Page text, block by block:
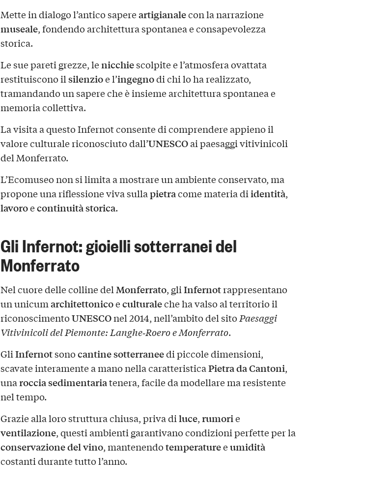
Mette in dialogo l’antico sapereartigianalecon la narrazione
museale, fondendo architettura spontanea e consapevolezza
storica.
Le sue pareti grezze, lenicchiescolpite e l’atmosfera ovattata
restituiscono ilsilenzioe l’ingegnodi chi lo ha realizzato,
tramandando un sapere che è insieme architettura spontanea e
memoria collettiva.
La visita a questo Infernot consente di comprendere appieno il
valore culturale riconosciuto dall’UNESCOai paesaggi vitivinicoli
del Monferrato.
L’Ecomuseo non si limita a mostrare un ambiente conservato, ma
propone una riflessione viva sullapietracome materia diidentità,
lavoroecontinuità storica.
Gli Infernot: gioielli sotterranei del
Monferrato
Nel cuore delle colline delMonferrato, gliInfernotrappresentano
un unicumarchitettonicoeculturaleche ha valso al territorio il
riconoscimentoUNESCOnel 2014, nell’ambito del sitoPaesaggi
Vitivinicoli del Piemonte: Langhe‑Roero e Monferrato.
GliInfernotsonocantine sotterraneedi piccole dimensioni,
scavate interamente a mano nella caratteristicaPietra da Cantoni,
unaroccia sedimentariatenera, facile da modellare ma resistente
nel tempo.
Grazie alla loro struttura chiusa, priva diluce,rumorie
ventilazione, questi ambienti garantivano condizioni perfette per la
conservazione del vino, mantenendotemperatureeumidità
costanti durante tutto l’anno.